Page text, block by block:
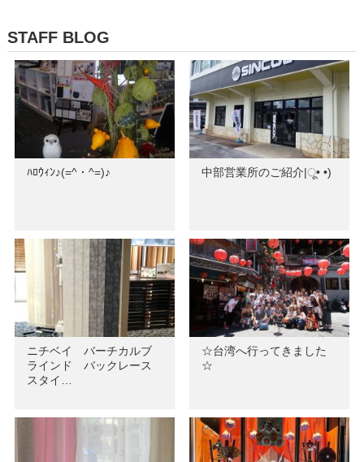
STAFF BLOG
ﾊﾛｳｨﾝ♪(=^・^=)♪ 中部営業所のご紹介|ू• •)
ニチベイ バーチカルブ
ラインド バックレース
スタイ…
☆台湾へ行ってきました
☆